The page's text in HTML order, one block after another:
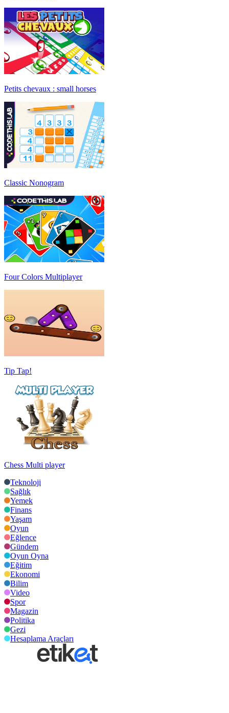
Petits chevaux : small horses
Classic Nonogram
Four Colors Multiplayer
Tip Tap!
Chess Multi player
Teknoloji
Sağlık
Yemek
Finans
Yaşam
Oyun
Eğlence
Gündem
Oyun Oyna
Eğitim
Ekonomi
Bilim
Video
Spor
Magazin
Politika
Gezi
Hesaplama Araçları